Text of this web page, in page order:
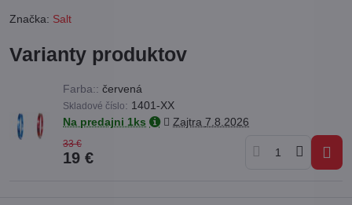
Značka: Salt
Varianty produktov
Farba:: červená
Skladové číslo: 1401-XX
Na predajni 1ks
Zajtra 7.8.2026
33 €
19 €